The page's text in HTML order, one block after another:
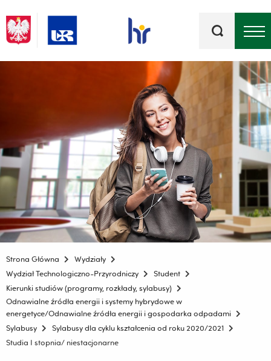
kluczowe
Strona Główna
Wydziały
Wydział Technologiczno-Przyrodniczy
Student
Kierunki studiów (programy, rozkłady, sylabusy)
Odnawialne źródła energii i systemy hybrydowe w
energetyce/Odnawialne źródła energii i gospodarka odpadami
Sylabusy
Sylabusy dla cyklu kształcenia od roku 2020/2021
Studia I stopnia/ niestacjonarne